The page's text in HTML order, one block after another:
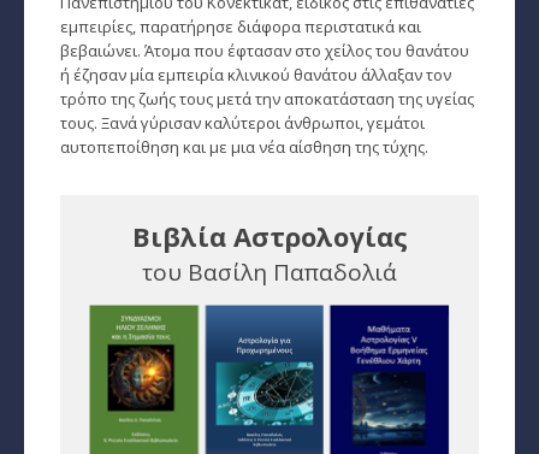
Ερωτική Συναστρία
Εύρεση Ωροσκόπου
Αστρολογικός Χάρτης
­Τα Άστρα αλλιώς
Ζώδια και διασκέσαση
εμπειρίες, παρατήρησε διάφορα περιστατικά και
βεβαιώνει. Άτομα που έφτασαν στο χείλος του θανάτου
ή έζησαν μία εμπειρία κλινικού θανάτου άλλαξαν τον
τρόπο της ζωής τους μετά την αποκατάσταση της υγείας
τους. Ξανά γύρισαν καλύτεροι άνθρωποι, γεμάτοι
αυτοπεποίθηση και με μια νέα αίσθηση της τύχης.
Βιβλία Αστρολογίας
του Βασίλη Παπαδολιά